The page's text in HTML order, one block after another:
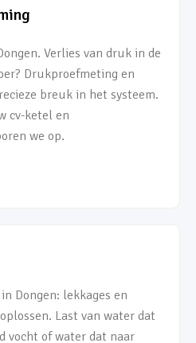
Verlies van druk in de
Drukproefmeting en
breuk in het systeem.
cv-ketel en
we op.
Dongen: lekkages en
Last van water dat
vocht of water dat naar